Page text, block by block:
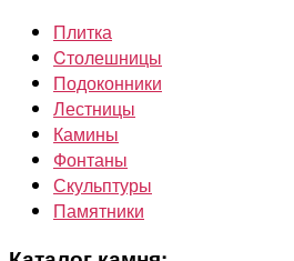
Плитка
Cтолешницы
Подоконники
Лестницы
Камины
Фонтаны
Скульптуры
Памятники